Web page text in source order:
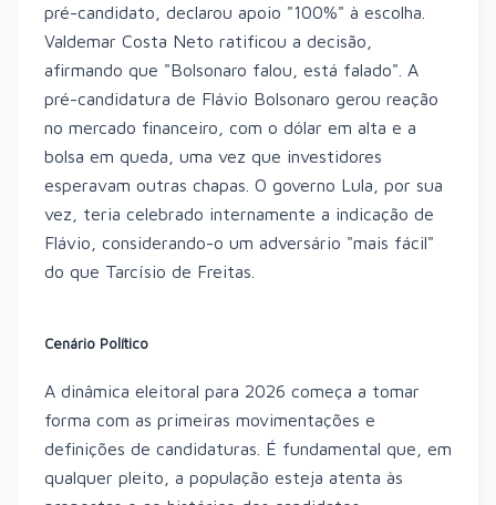
pré-candidato, declarou apoio "100%" à escolha.
Valdemar Costa Neto ratificou a decisão,
afirmando que "Bolsonaro falou, está falado". A
pré-candidatura de Flávio Bolsonaro gerou reação
no mercado financeiro, com o dólar em alta e a
bolsa em queda, uma vez que investidores
esperavam outras chapas. O governo Lula, por sua
vez, teria celebrado internamente a indicação de
Flávio, considerando-o um adversário "mais fácil"
do que Tarcísio de Freitas.
Cenário Político
A dinâmica eleitoral para 2026 começa a tomar
forma com as primeiras movimentações e
definições de candidaturas. É fundamental que, em
qualquer pleito, a população esteja atenta às